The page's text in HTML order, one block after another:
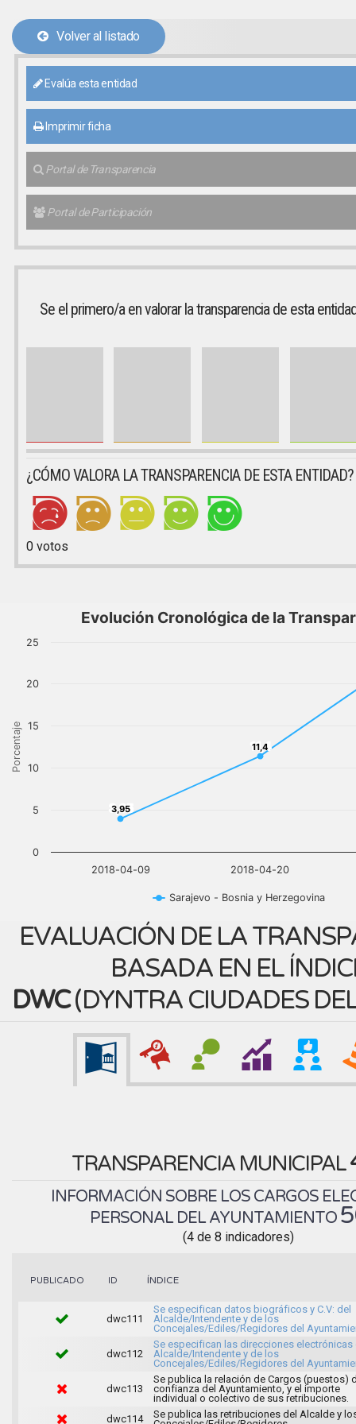
Volver al listado
Evalúa esta entidad
Imprimir ficha
Portal de Transparencia
Portal de Participación
Se el primero/a en valorar la transparencia de esta
¿CÓMO VALORA LA TRANSPARENCIA DE ESTA ENTIDAD?
0votos
Porcentaje
Evolución Cronológica de la
3,95
3,95
11,4
11,4
Sarajevo - Bosnia y Herzegovina
2018-04-09 2018-04-20
0
5
10
15
20
25
EVALUACIÓN DE LA
BASADA EN EL
DWC(DYNTRA CIUDADES
TRANSPARENCIA MUNICIPAL
INFORMACIÓN SOBRE LOS CARGOS
PERSONAL DEL AYUNTAMIENTO
(4 de 8 indicadores)
PUBLICADO ID ÍNDICE
dwc111
Se especifican datos biográficos y C.V: del
Alcalde/Intendente y de los
Concejales/Ediles/Regidores del
dwc112
Se especifican las direcciones electrónicas
Alcalde/Intendente y de los
Concejales/Ediles/Regidores del
dwc113
Se publica la relación de Cargos (puestos)
confianza del Ayuntamiento, y el importe
individual o colectivo de sus retribuciones.
dwc114
Se publica las retribuciones del Alcalde y